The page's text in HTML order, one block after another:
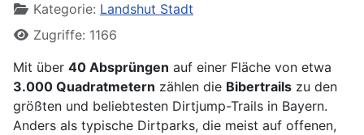
Kategorie: Landshut Stadt
Zugriffe: 1166
Mit über 40 Absprüngen auf einer Fläche von etwa
3.000 Quadratmetern zählen die Bibertrails zu den
größten und beliebtesten Dirtjump-Trails in Bayern.
Anders als typische Dirtparks, die meist auf offenen,